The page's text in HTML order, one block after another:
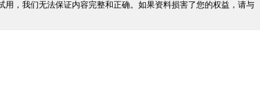
，我们无法保证内容完整和正确。如果资料损害了您的权益，请与